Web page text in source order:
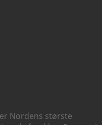
Nordens største